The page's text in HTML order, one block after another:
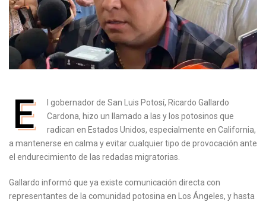
E
l gobernador de San Luis Potosí, Ricardo Gallardo
Cardona, hizo un llamado a las y los potosinos que
radican en Estados Unidos, especialmente en California,
a mantenerse en calma y evitar cualquier tipo de provocación ante
el endurecimiento de las redadas migratorias.
Gallardo informó que ya existe comunicación directa con
representantes de la comunidad potosina en Los Ángeles, y hasta